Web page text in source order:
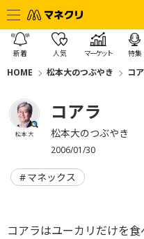
新着 人気 マーケット 特集
HOME 松本大のつぶやき コ
松本 大
コアラ
松本大のつぶやき
2006/01/30
マネックス
コアラはユーカリだけを食